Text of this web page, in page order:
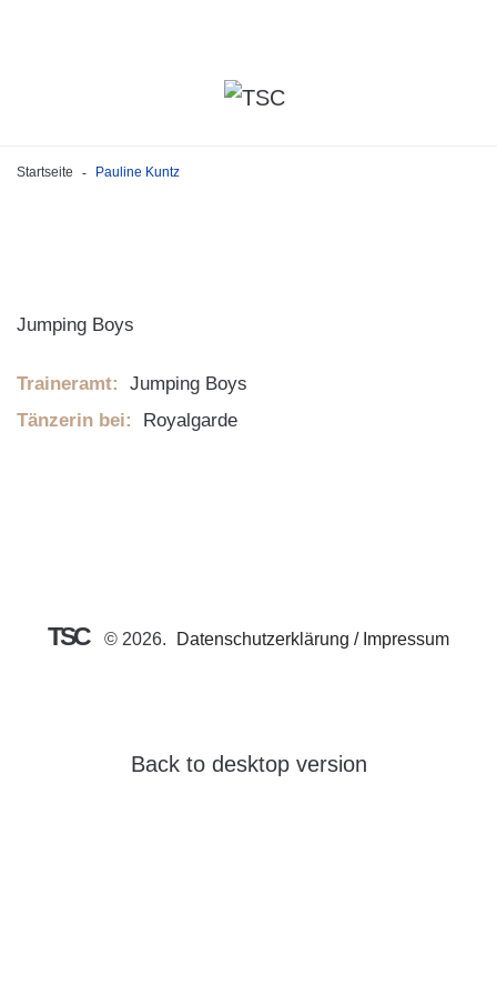
Startseite - Pauline Kuntz
Jumping Boys
Traineramt:
Jumping Boys
Tänzerin bei:
Royalgarde
TSC © 2026 Datenschutzerklärung / Impressum
Back to desktop version